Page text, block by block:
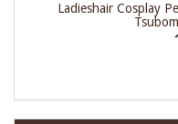
Ladieshair Cosplay